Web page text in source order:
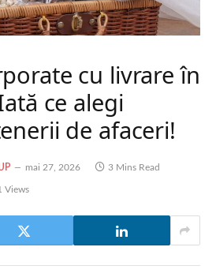
cu livrare în
ce alegi
de afaceri!
mai 27, 2026 3 Mins Read
Views